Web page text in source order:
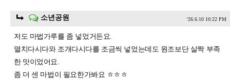
소년공원 '26.6.10 10:22 PM
저도 마법가루를 좀 넣었거든요.
멸치다시다와 조개다시다를 조금씩 넣었는데도 원조보단 살짝 부족
한 맛이었어요.
좀 더 센 마법이 필요한가봐요 ㅎㅎㅎ